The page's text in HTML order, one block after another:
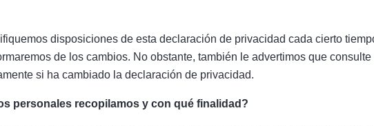
disposiciones de esta declaración de privacidad cada cierto
de los cambios. No obstante, también le advertimos que consulte
si ha cambiado la declaración de privacidad.
personales recopilamos y con qué finalidad?